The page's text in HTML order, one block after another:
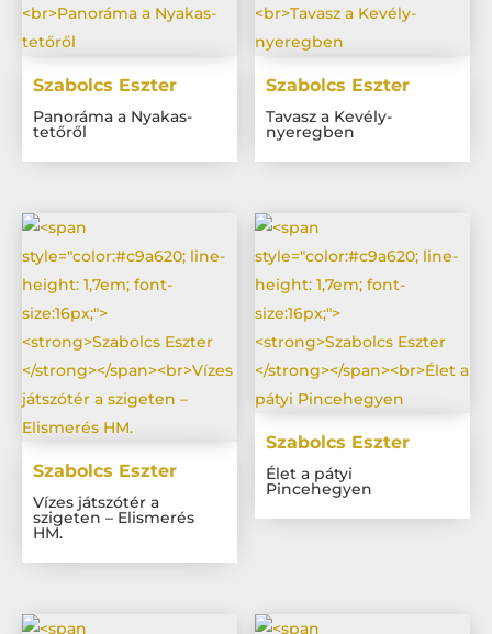
Szabolcs Eszter
Panoráma a Nyakas-
tetőről
Szabolcs Eszter
Tavasz a Kevély-
nyeregben
Szabolcs Eszter
Vízes játszótér a
szigeten – Elismerés
HM.
Szabolcs Eszter
Élet a pátyi
Pincehegyen